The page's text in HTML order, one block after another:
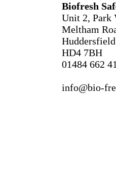
Biofresh
Unit 2, Park
Meltham
Huddersfield
HD4 7BH
01484 662
info@bio-